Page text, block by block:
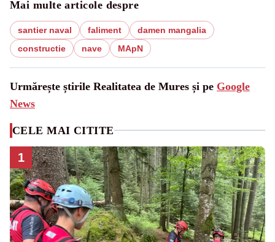
Mai multe articole despre
santier naval faliment
damen mangalia
constructie
nave MApN
Urmărește știrile Realitatea de Mures și pe Google
News
CELE MAI CITITE
1